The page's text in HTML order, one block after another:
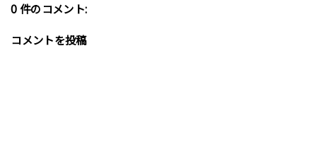
0 件のコメント:
コメントを投稿